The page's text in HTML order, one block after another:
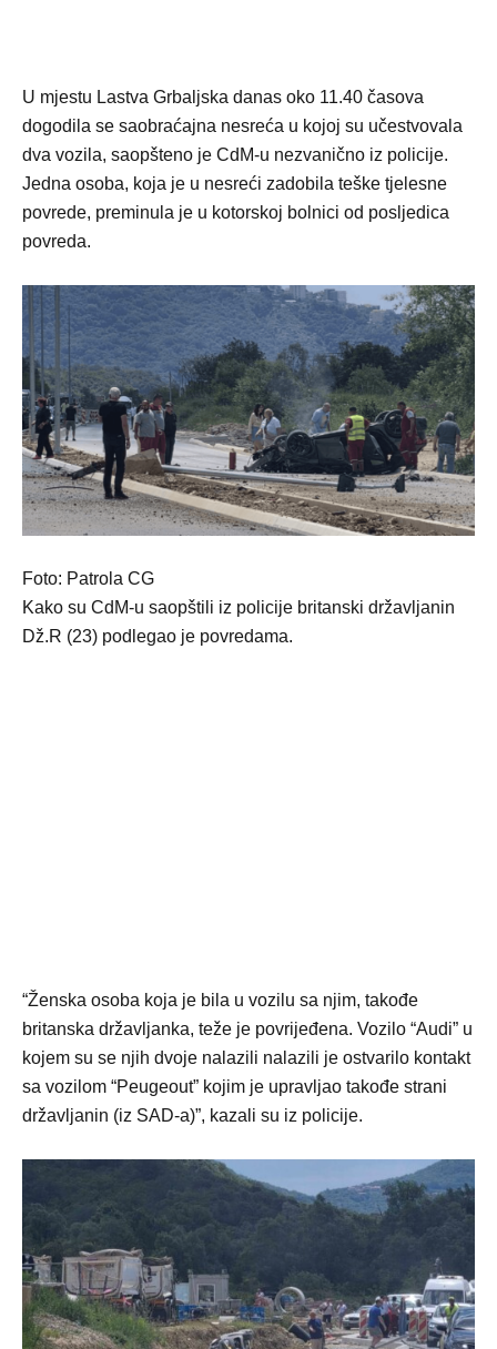
U mjestu Lastva Grbaljska danas oko 11.40 časova
dogodila se saobraćajna nesreća u kojoj su učestvovala
dva vozila, saopšteno je CdM-u nezvanično iz policije.
Jedna osoba, koja je u nesreći zadobila teške tjelesne
povrede, preminula je u kotorskoj bolnici od posljedica
povreda.
Foto: Patrola CG
Kako su CdM-u saopštili iz policije britanski državljanin
Dž.R (23) podlegao je povredama.
“Ženska osoba koja je bila u vozilu sa njim, takođe
britanska državljanka, teže je povrijeđena. Vozilo “Audi” u
kojem su se njih dvoje nalazili nalazili je ostvarilo kontakt
sa vozilom “Peugeout” kojim je upravljao takođe strani
državljanin (iz SAD-a)”, kazali su iz policije.